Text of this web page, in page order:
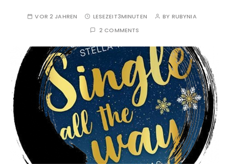
VOR 2 JAHREN LESEZEIT3MINUTEN BY RUBYNIA
2 COMMENTS